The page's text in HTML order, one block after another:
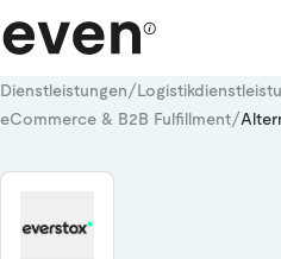
Dienstleistungen/
eCommerce & B2B Fulfillment/